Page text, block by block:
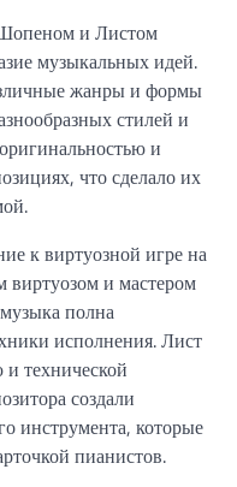
и Листом
музыкальных идей.
жанры и формы
стилей и
и
что сделало их
к виртуозной игре на
и мастером
полна
исполнения. Лист
технической
создали
инструмента, которые
пианистов.